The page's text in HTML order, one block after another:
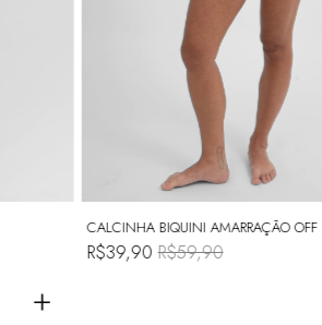
+
CALCINHA BIQUINI AMARRAÇÃO OFF
R$39,90R$59,90